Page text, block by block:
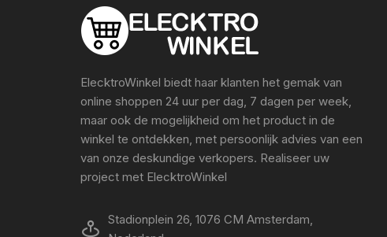
ElecktroWinkel biedt haar klanten het gemak van
online shoppen 24 uur per dag, 7 dagen per week,
maar ook de mogelijkheid om het product in de
winkel te ontdekken, met persoonlijk advies van een
van onze deskundige verkopers. Realiseer uw
project met ElecktroWinkel
Stadionplein 26, 1076 CM Amsterdam,